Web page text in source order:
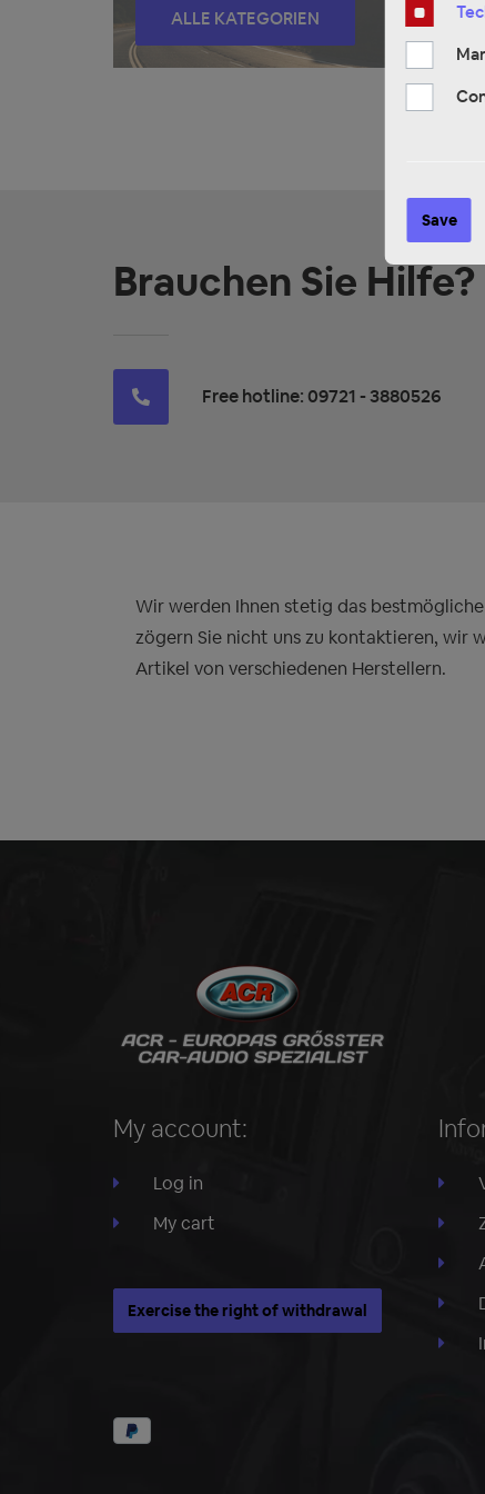
ALLE KATEGORIEN
Brauchen Sie Hilfe?
Free hotline: 09721 - 3880526
Wir werden Ihnen stetig das
zögern Sie nicht uns zu kontaktieren, wir
Artikel von verschiedenen Herstellern.
My account:
Log in
My cart
Exercise the right of withdrawal
Save